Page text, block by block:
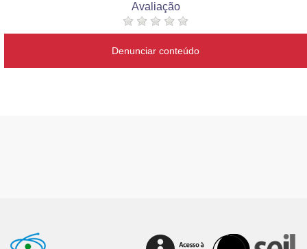
Avaliação
Denunciar conteúdo